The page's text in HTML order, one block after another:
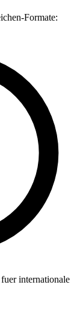
Formate:
internationale